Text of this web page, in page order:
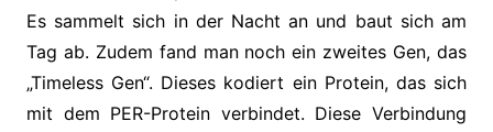
Es sammelt sich in der Nacht an und baut sich am
Tag ab. Zudem fand man noch ein zweites Gen, das
„Timeless Gen“. Dieses kodiert ein Protein, das sich
mit dem PER-Protein verbindet. Diese Verbindung